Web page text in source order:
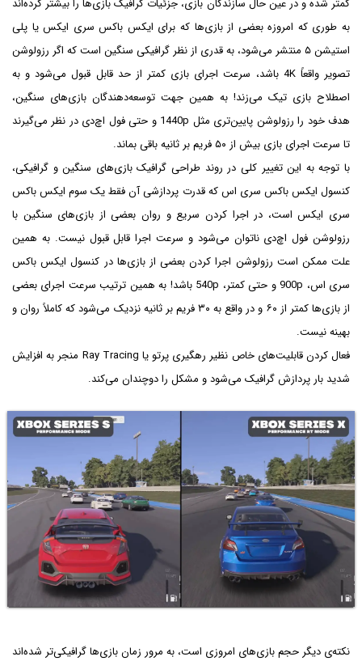
کمتر شده و در عین حال سازندگان بازی، جزئیات گرافیک بازی‌ها را بیشتر کرده‌اند
به طوری که امروزه بعضی از بازی‌ها که برای ایکس باکس سری ایکس یا پلی
استیشن ۵ منتشر می‌شود، به قدری از نظر گرافیکی سنگین است که اگر رزولوشن
تصویر واقعاً 4K باشد، سرعت اجرای بازی کمتر از حد قابل قبول می‌شود و به
اصطلاح بازی تیک می‌زند! به همین جهت توسعه‌دهندگان بازی‌های سنگین،
هدف خود را رزولوشن پایین‌تری مثل 1440p و حتی فول اچ‌دی در نظر می‌گیرند
تا سرعت اجرای بازی بیش از ۵۰ فریم بر ثانیه باقی بماند.
با توجه به این تغییر کلی در روند طراحی گرافیک بازی‌های سنگین و گرافیکی،
کنسول ایکس باکس سری اس که قدرت پردازشی آن فقط یک سوم ایکس باکس
سری ایکس است، در اجرا کردن سریع و روان بعضی از بازی‌های سنگین با
رزولوشن فول اچ‌دی ناتوان می‌شود و سرعت اجرا قابل قبول نیست. به همین
علت ممکن است رزولوشن اجرا کردن بعضی از بازی‌ها در کنسول ایکس باکس
سری اس، 900p و حتی کمتر، 540p باشد! به همین ترتیب سرعت اجرای بعضی
از بازی‌ها کمتر از ۶۰ و در واقع به ۳۰ فریم بر ثانیه نزدیک می‌شود که کاملاً روان و
بهینه نیست.
فعال کردن قابلیت‌های خاص نظیر رهگیری پرتو یا Ray Tracing منجر به افزایش
شدید بار پردازش گرافیک می‌شود و مشکل را دوچندان می‌کند.
نکته‌ی دیگر حجم بازی‌های امروزی است، به مرور زمان بازی‌ها گرافیکی‌تر شده‌اند